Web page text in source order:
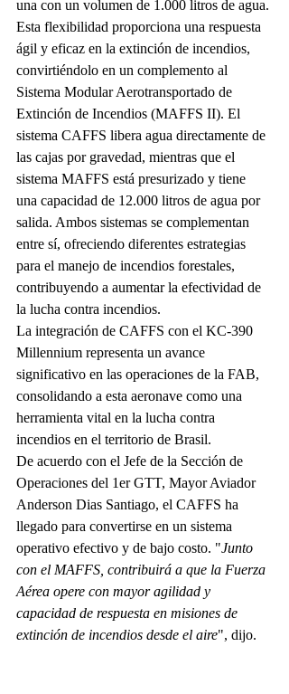
una con un volumen de 1.000 litros de agua.
Esta flexibilidad proporciona una respuesta
ágil y eficaz en la extinción de incendios,
convirtiéndolo en un complemento al
Sistema Modular Aerotransportado de
Extinción de Incendios (MAFFS II). El
sistema CAFFS libera agua directamente de
las cajas por gravedad, mientras que el
sistema MAFFS está presurizado y tiene
una capacidad de 12.000 litros de agua por
salida. Ambos sistemas se complementan
entre sí, ofreciendo diferentes estrategias
para el manejo de incendios forestales,
contribuyendo a aumentar la efectividad de
la lucha contra incendios.
La integración de CAFFS con el KC-390
Millennium representa un avance
significativo en las operaciones de la FAB,
consolidando a esta aeronave como una
herramienta vital en la lucha contra
incendios en el territorio de Brasil.
De acuerdo con el Jefe de la Sección de
Operaciones del 1er GTT, Mayor Aviador
Anderson Dias Santiago, el CAFFS ha
llegado para convertirse en un sistema
operativo efectivo y de bajo costo. "Junto
con el MAFFS, contribuirá a que la Fuerza
Aérea opere con mayor agilidad y
capacidad de respuesta en misiones de
extinción de incendios desde el aire", dijo.